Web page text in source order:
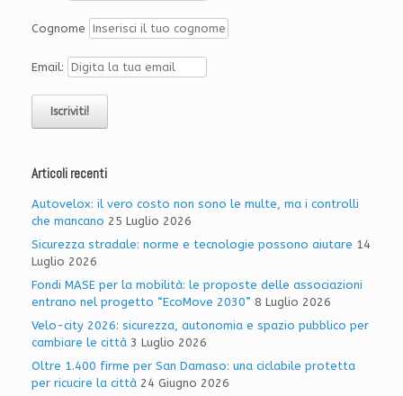
Cognome
Email:
Articoli recenti
Autovelox: il vero costo non sono le multe, ma i controlli
che mancano 25 Luglio 2026
Sicurezza stradale: norme e tecnologie possono aiutare 14
Luglio 2026
Fondi MASE per la mobilità: le proposte delle associazioni
entrano nel progetto “EcoMove 2030” 8 Luglio 2026
Velo-city 2026: sicurezza, autonomia e spazio pubblico per
cambiare le città 3 Luglio 2026
Oltre 1.400 firme per San Damaso: una ciclabile protetta
per ricucire la città 24 Giugno 2026